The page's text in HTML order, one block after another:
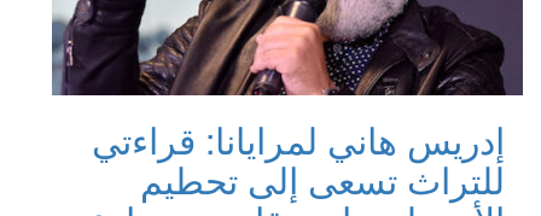
إدريس هاني لمرايانا: قراءتي
للتراث تسعى إلى تحطيم